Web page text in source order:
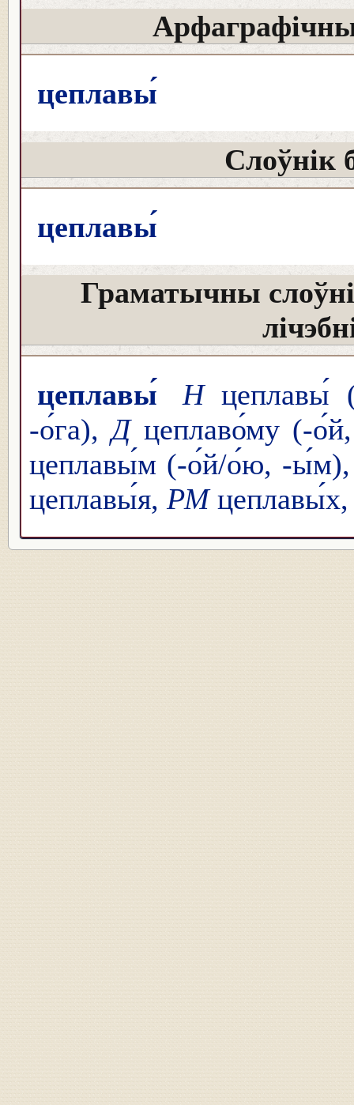
цеплавы́
Слоўнік
цеплавы́
Граматычны
цеплавы́ Нцеплавы́
-о́га),Дцеплаво́му (-
цеплавы́м (-о́й/о́ю, -
цеплавы́я, РМ